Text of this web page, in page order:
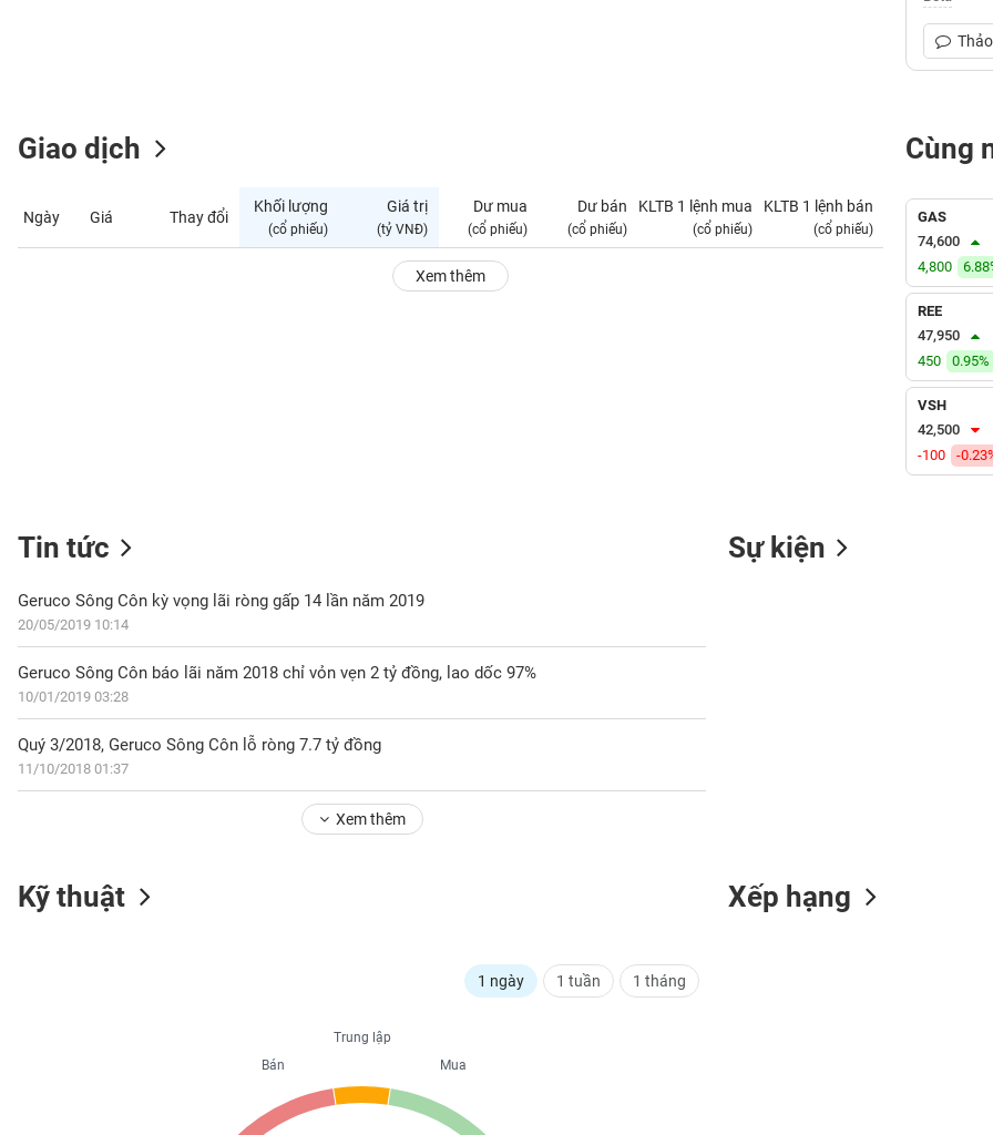
Giao dịch
Ngày Giá Thay đổi
Khối lượng
(cổ phiếu)
Giá trị
(tỷ VNĐ)
Dư mua
(cổ phiếu)
Dư bán
(cổ phiếu)
KLTB 1 lệnh mua
(cổ phiếu)
KLTB 1 lệnh bán
(cổ phiếu)
Xem thêm
Cùng
GAS
74,600
4,800
REE
47,950
450
0.95%
VSH
42,500
-100
-
Tin tức
Geruco Sông Côn kỳ vọng lãi ròng gấp 14 lần năm 2019
20/05/2019 10:14
Geruco Sông Côn báo lãi năm 2018 chỉ vỏn vẹn 2 tỷ đồng, lao dốc 97%
10/01/2019 03:28
Quý 3/2018, Geruco Sông Côn lỗ ròng 7.7 tỷ đồng
11/10/2018 01:37
Xem thêm
Sự kiện
Kỹ thuật
1 ngày 1 tuần 1 tháng
Trung lập
Mua
Bán
Xếp hạng
CÁ
NHÂN
DOANH
NGHIỆP
CỔ
SINH